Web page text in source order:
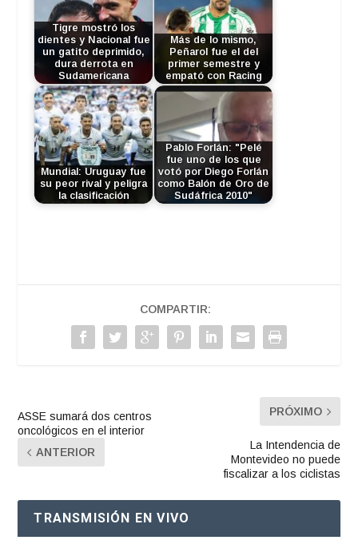
Tigre mostró los
dientes y Nacional fue
un gatito deprimido,
dura derrota en
Sudamericana
Más de lo mismo,
Peñarol fue el del
primer semestre y
empató con Racing
Mundial: Uruguay fue
su peor rival y peligra
la clasificación
Pablo Forlán: "Pelé
fue uno de los que
votó por Diego Forlán
como Balón de Oro de
Sudáfrica 2010"
COMPARTIR:
ASSE sumará dos centros
oncológicos en el interior
ANTERIOR
PRÓXIMO
La Intendencia de
Montevideo no puede
fiscalizar a los ciclistas
TRANSMISIÓN EN VIVO